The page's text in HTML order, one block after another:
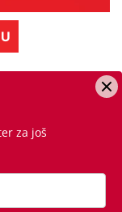
za još